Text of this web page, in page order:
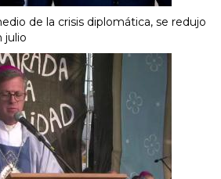
de la crisis diplomática, se redujo
julio